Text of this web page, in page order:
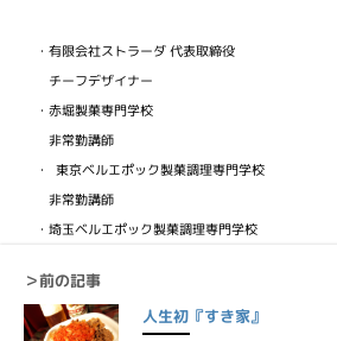
・有限会社ストラーダ 代表取締役
チーフデザイナー
・赤堀製菓専門学校
非常勤講師
・ 東京ベルエポック製菓調理専門学校
非常勤講師
・埼玉ベルエポック製菓調理専門学校
・ビジュアルフードクリエイター協会
検定講師
＞前の記事
人生初『すき家』